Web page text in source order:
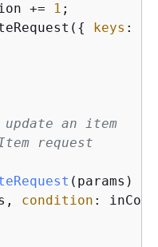
+=
1 ;
{ keys :
an item
request
( params )
condition :